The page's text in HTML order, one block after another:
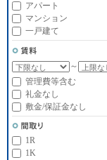
アパート
マンション
一戸建て
～
管理費等含む
礼金なし
敷金/保証金なし
1R
1K